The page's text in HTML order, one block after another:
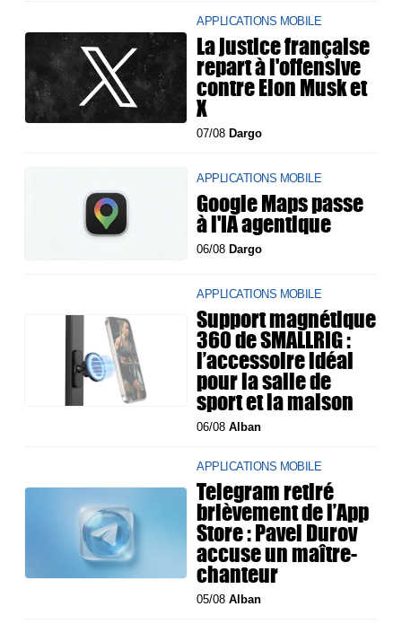
APPLICATIONS MOBILE
La justice française
repart à l'offensive
contre Elon Musk et
X
07/08 Dargo
APPLICATIONS MOBILE
Google Maps passe
à l'IA agentique
06/08 Dargo
APPLICATIONS MOBILE
Support magnétique
360 de SMALLRIG :
l’accessoire idéal
pour la salle de
sport et la maison
06/08Alban
APPLICATIONS MOBILE
Telegram retiré
brièvement de l’App
Store : Pavel Durov
accuse un maître-
chanteur
05/08Alban